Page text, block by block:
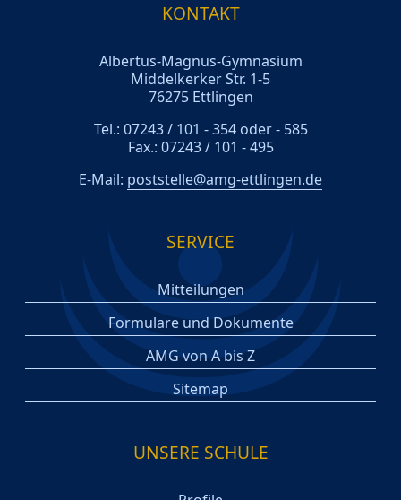
KONTAKT
Albertus-Magnus-Gymnasium
Middelkerker Str. 1-5
76275 Ettlingen
Tel.: 07243 / 101 - 354 oder - 585
Fax.: 07243 / 101 - 495
E-Mail: poststelle@amg-ettlingen.de
SERVICE
Mitteilungen
Formulare und Dokumente
AMG von A bis Z
Sitemap
UNSERE SCHULE